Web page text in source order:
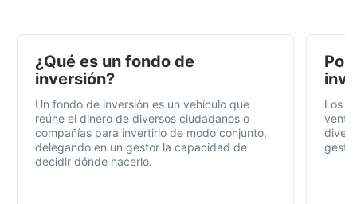
¿Qué es un fondo de
inversión?
Un fondo de inversión es un vehículo que
reúne el dinero de diversos ciudadanos o
compañías para invertirlo de modo conjunto,
delegando en un gestor la capacidad de
decidir dónde hacerlo.
Por
Los